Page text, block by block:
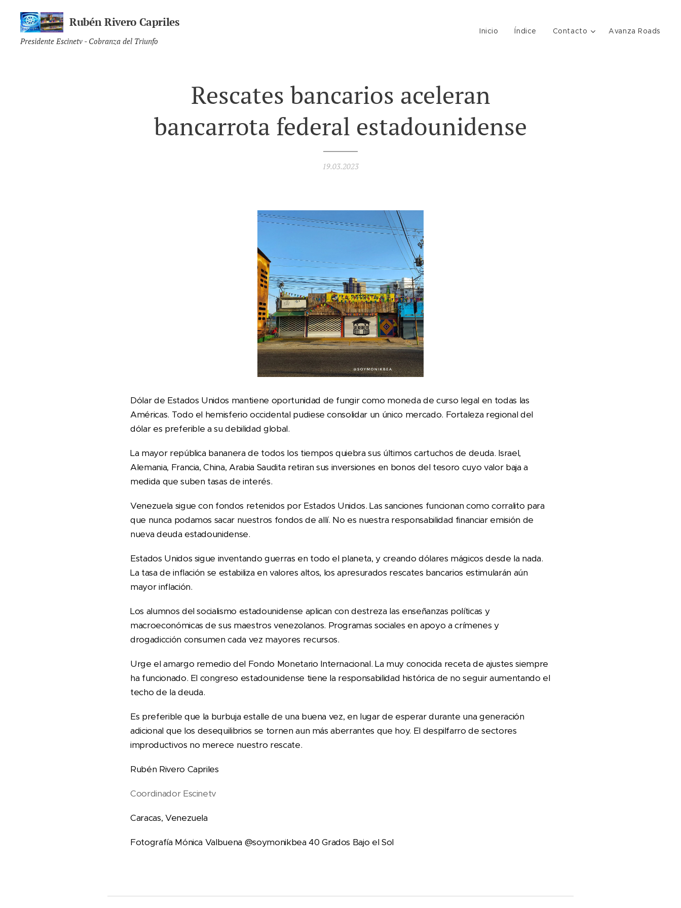
Rubén Rivero Capriles
Presidente Escinetv - Cobranza del Triunfo
Inicio Índice Contacto Avanza Roads
Rescates bancarios aceleran
bancarrota federal estadounidense
19.03.2023
Dólar de Estados Unidos mantiene oportunidad de fungir como moneda de curso legal en todas las
Américas. Todo el hemisferio occidental pudiese consolidar un único mercado. Fortaleza regional del
dólar es preferible a su debilidad global.
La mayor república bananera de todos los tiempos quiebra sus últimos cartuchos de deuda. Israel,
Alemania, Francia, China, Arabia Saudita retiran sus inversiones en bonos del tesoro cuyo valor baja a
medida que suben tasas de interés.
Venezuela sigue con fondos retenidos por Estados Unidos. Las sanciones funcionan como corralito para
que nunca podamos sacar nuestros fondos de allí. No es nuestra responsabilidad financiar emisión de
nueva deuda estadounidense.
Estados Unidos sigue inventando guerras en todo el planeta, y creando dólares mágicos desde la nada.
La tasa de inflación se estabiliza en valores altos, los apresurados rescates bancarios estimularán aún
mayor inflación.
Los alumnos del socialismo estadounidense aplican con destreza las enseñanzas políticas y
macroeconómicas de sus maestros venezolanos. Programas sociales en apoyo a crímenes y
drogadicción consumen cada vez mayores recursos.
Urge el amargo remedio del Fondo Monetario Internacional. La muy conocida receta de ajustes siempre
ha funcionado. El congreso estadounidense tiene la responsabilidad histórica de no seguir aumentando el
techo de la deuda.
Es preferible que la burbuja estalle de una buena vez, en lugar de esperar durante una generación
adicional que los desequilibrios se tornen aun más aberrantes que hoy. El despilfarro de sectores
improductivos no merece nuestro rescate.
Rubén Rivero Capriles
Coordinador Escinetv
Caracas, Venezuela
Fotografía Mónica Valbuena @soymonikbea 40 Grados Bajo el Sol